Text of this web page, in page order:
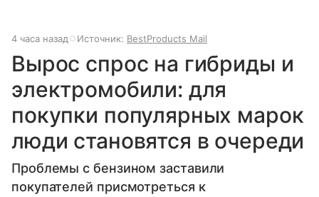
4 часа назад Источник: BestProducts Mail
Вырос спрос на гибриды и
электромобили: для
покупки популярных марок
люди становятся в очереди
Проблемы с бензином заставили
покупателей присмотреться к